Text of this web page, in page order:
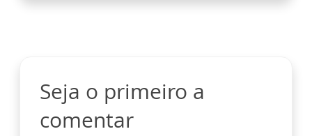
Seja o primeiro a
comentar